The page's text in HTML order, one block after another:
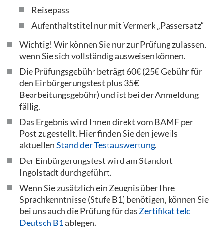
Reisepass
Aufenthaltstitel nur mit Vermerk „Passersatz“
Wichtig! Wir können Sie nur zur Prüfung zulassen,
wenn Sie sich vollständig ausweisen können.
Die Prüfungsgebühr beträgt 60€ (25€ Gebühr für
den Einbürgerungstest plus 35€
Bearbeitungsgebühr) und ist bei der Anmeldung
fällig.
Das Ergebnis wird Ihnen direkt vom BAMF per
Post zugestellt. Hier finden Sie den jeweils
aktuellenStand der Testauswertung.
Der Einbürgerungstest wird am Standort
Ingolstadt durchgeführt.
Wenn Sie zusätzlich ein Zeugnis über Ihre
Sprachkenntnisse (Stufe B1) benötigen, können Sie
bei uns auch die Prüfung für das Zertifikat telc
Deutsch B1ablegen.